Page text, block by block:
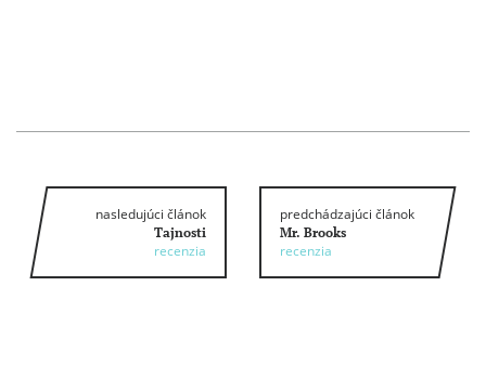
nasledujúci článok
Tajnosti
recenzia
predchádzajúci článok
Mr. Brooks
recenzia